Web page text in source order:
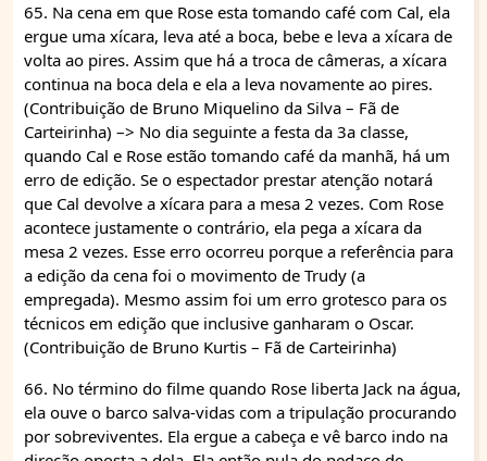
65. Na cena em que Rose esta tomando café com Cal, ela
ergue uma xícara, leva até a boca, bebe e leva a xícara de
volta ao pires. Assim que há a troca de câmeras, a xícara
continua na boca dela e ela a leva novamente ao pires.
(Contribuição de Bruno Miquelino da Silva – Fã de
Carteirinha) –> No dia seguinte a festa da 3a classe,
quando Cal e Rose estão tomando café da manhã, há um
erro de edição. Se o espectador prestar atenção notará
que Cal devolve a xícara para a mesa 2 vezes. Com Rose
acontece justamente o contrário, ela pega a xícara da
mesa 2 vezes. Esse erro ocorreu porque a referência para
a edição da cena foi o movimento de Trudy (a
empregada). Mesmo assim foi um erro grotesco para os
técnicos em edição que inclusive ganharam o Oscar.
(Contribuição de Bruno Kurtis – Fã de Carteirinha)
66. No término do filme quando Rose liberta Jack na água,
ela ouve o barco salva-vidas com a tripulação procurando
por sobreviventes. Ela ergue a cabeça e vê barco indo na